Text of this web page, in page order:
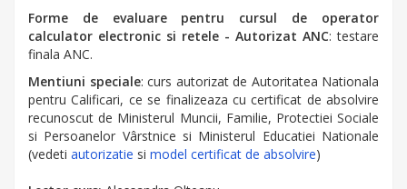
Forme de evaluare pentru cursul de operator
calculator electronic si retele - Autorizat ANC: testare
finala ANC.
Mentiuni speciale: curs autorizat de Autoritatea Nationala
pentru Calificari, ce se finalizeaza cu certificat de absolvire
recunoscut de Ministerul Muncii, Familie, Protectiei Sociale
si Persoanelor Vârstnice si Ministerul Educatiei Nationale
(vedeti autorizatie si model certificat de absolvire)